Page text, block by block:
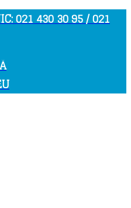
021 430 30 95 / 021